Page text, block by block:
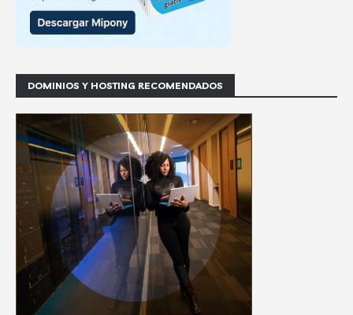
DOMINIOS Y HOSTING RECOMENDADOS